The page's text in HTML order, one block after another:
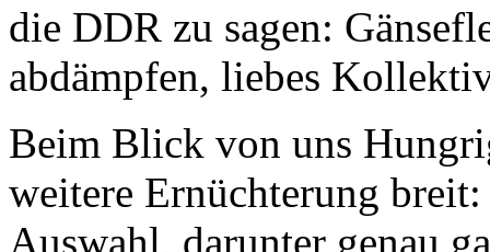
die DDR zu sagen:
abdämpfen, liebes
Beim Blick von uns
weitere Ernüchterung
Auswahl, darunter genau